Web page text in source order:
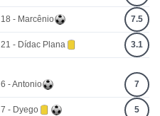
18 - Marcênio 7.5
21 - Dídac Plana 3.1
6 - Antonio 7
7 - Dyego 5